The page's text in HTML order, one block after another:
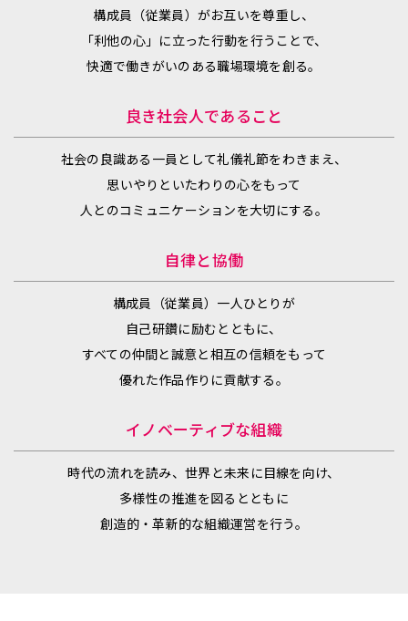
構成員（従業員）がお互いを尊重し、
「利他の心」に立った行動を行うことで、
快適で働きがいのある職場環境を創る。
良き社会人であること
社会の良識ある一員として礼儀礼節をわきまえ、
思いやりといたわりの心をもって
人とのコミュニケーションを大切にする。
自律と協働
構成員（従業員）一人ひとりが
自己研鑽に励むとともに、
すべての仲間と誠意と相互の信頼をもって
優れた作品作りに貢献する。
イノベーティブな組織
時代の流れを読み、世界と未来に目線を向け、
多様性の推進を図るとともに
創造的・革新的な組織運営を行う。